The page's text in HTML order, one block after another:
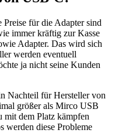
für die Adapter sind
immer kräftig zur Kasse
Adapter. Das wird sich
werden eventuell
ja nicht seine Kunden
Nachteil für Hersteller von
größer als Mirco USB
mit dem Platz kämpfen
werden diese Probleme